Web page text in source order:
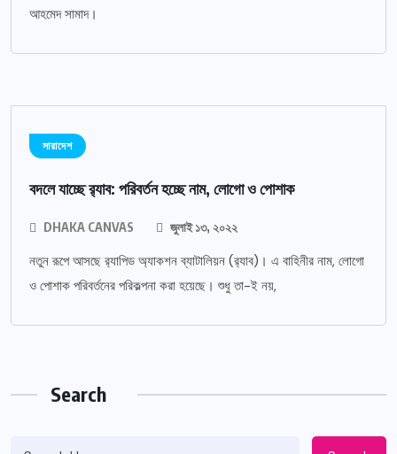
আহমেদ সামাদ।
সারাদেশ
বদলে যাচ্ছে র‌্যাব: পরিবর্তন হচ্ছে নাম, লোগো ও পোশাক
DHAKA CANVAS জুলাই ১৩, ২০২২
নতুন রূপে আসছে র‌্যাপিড অ্যাকশন ব্যাটালিয়ন (র‌্যাব)। এ বাহিনীর নাম, লোগো
ও পোশাক পরিবর্তনের পরিকল্পনা করা হয়েছে। শুধু তা-ই নয়,
Search